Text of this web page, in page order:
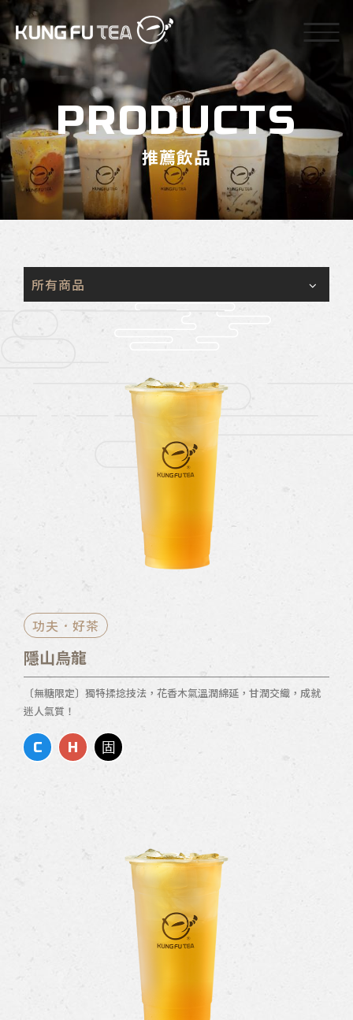
PRODUCTS
推薦飲品
所有商品
功夫．好茶
隱山烏龍
〔無糖限定〕獨特揉捻技法，花香木氣溫潤綿延，甘潤交織，成就
迷人氣質！
C H 固